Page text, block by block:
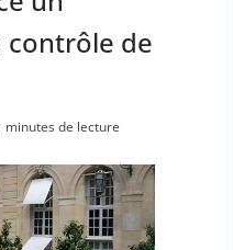
de
minutes de lecture